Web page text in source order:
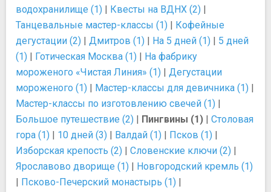
водохранилище (1) | Квесты на ВДНХ (2) |
Танцевальные мастер-классы (1) | Кофейные
дегустации (2) | Дмитров (1) | На 5 дней (1) | 5 дней
(1) | Готическая Москва (1) | На фабрику
мороженого «Чистая Линия» (1) | Дегустации
мороженого (1) | Мастер-классы для девичника (1) |
Мастер-классы по изготовлению свечей (1) |
Большое путешествие (2) | Пингвины (1) | Столовая
гора (1) | 10 дней (3) | Валдай (1) | Псков (1) |
Изборская крепость (2) | Словенские ключи (2) |
Ярославово дворище (1) | Новгородский кремль (1)
| Псково-Печерский монастырь (1) |